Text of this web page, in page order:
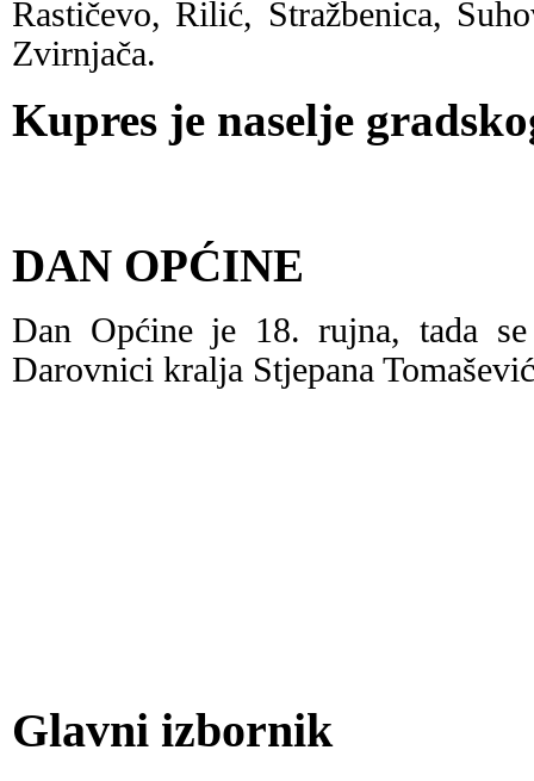
Rastičevo, Rilić, Stražbenica,
Zvirnjača.
Kupres je naselje
DAN OPĆINE
Dan Općine je 18. rujna, tada
Darovnici kralja Stjepana
Glavni izbornik